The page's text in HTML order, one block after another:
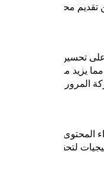
تقديم محتوى عالي
تحسين المحتوى
يزيد من فرص
المرور إلى
المحتوى ونسبة
لتحقيق أفضل